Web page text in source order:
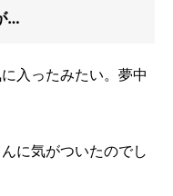
…
入ったみたい。夢中
に気がついたのでし